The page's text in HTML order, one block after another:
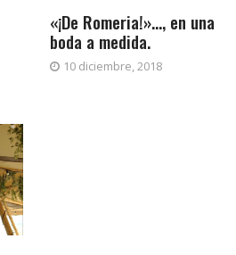
«¡De Romeria!»…, en una
boda a medida.
10 diciembre, 2018